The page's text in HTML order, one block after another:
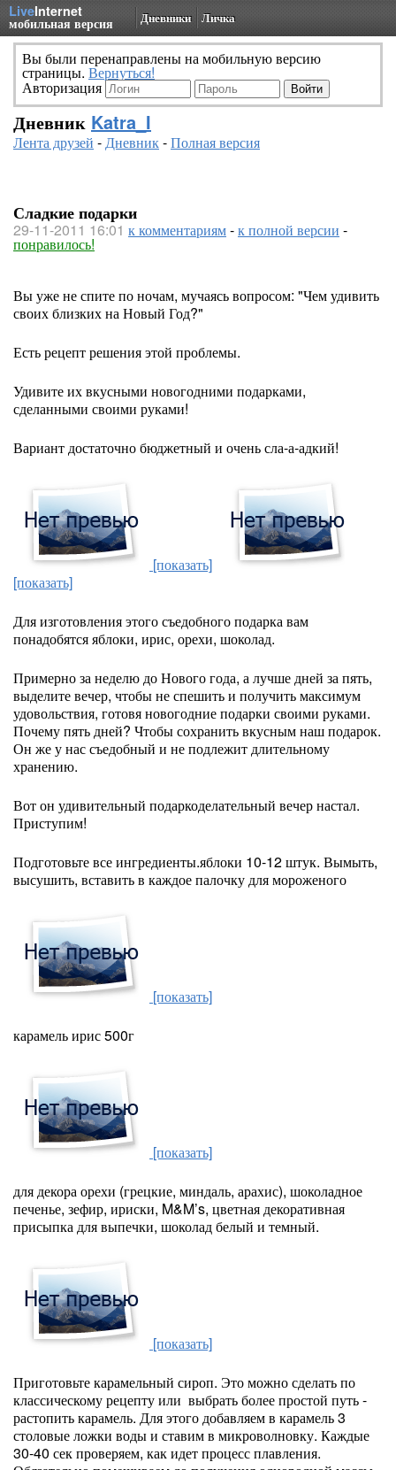
LiveInternet
мобильная версия Дневники Личка
Вы были перенаправлены на мобильную версию
страницы. Вернуться!
Авторизация
Дневник Katra_I
Лента друзей -Дневник-Полная версия
Сладкие подарки
29-11-2011 16:01 к комментариям-к полной версии -
понравилось!
Вы уже не спите по ночам, мучаясь вопросом: "Чем удивить
своих близких на Новый Год?"
Есть рецепт решения этой проблемы.
Удивите их вкусными новогодними подарками,
сделанными своими руками!
Вариант достаточно бюджетный и очень сла-а-адкий!
[показать]
[показать]
Для изготовления этого съедобного подарка вам
понадобятся яблоки, ирис, орехи, шоколад.
Примерно за неделю до Нового года, а лучше дней за пять,
выделите вечер, чтобы не спешить и получить максимум
удовольствия, готовя новогодние подарки своими руками.
Почему пять дней? Чтобы сохранить вкусным наш подарок.
Он же у нас съедобный и не подлежит длительному
хранению.
Вот он удивительный подаркоделательный вечер настал.
Приступим!
Подготовьте все ингредиенты.яблоки 10-12 штук. Вымыть,
высушить, вставить в каждое палочку для мороженого
[показать]
карамель ирис 500г
[показать]
для декора орехи (грецкие, миндаль, арахис), шоколадное
печенье, зефир, ириски, M&M’s, цветная декоративная
присыпка для выпечки, шоколад белый и темный.
[показать]
Приготовьте карамельный сироп. Это можно сделать по
классическому рецепту или выбрать более простой путь -
растопить карамель. Для этого добавляем в карамель 3
столовые ложки воды и ставим в микроволновку. Каждые
30-40 сек проверяем, как идет процесс плавления.